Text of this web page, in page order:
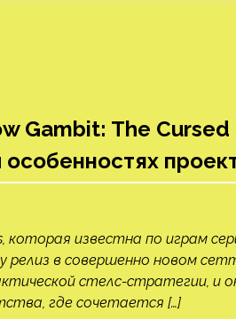
Gambit: The
которая известна по играм
в совершенно новом
стелс-стратегии, и
где сочетается […]